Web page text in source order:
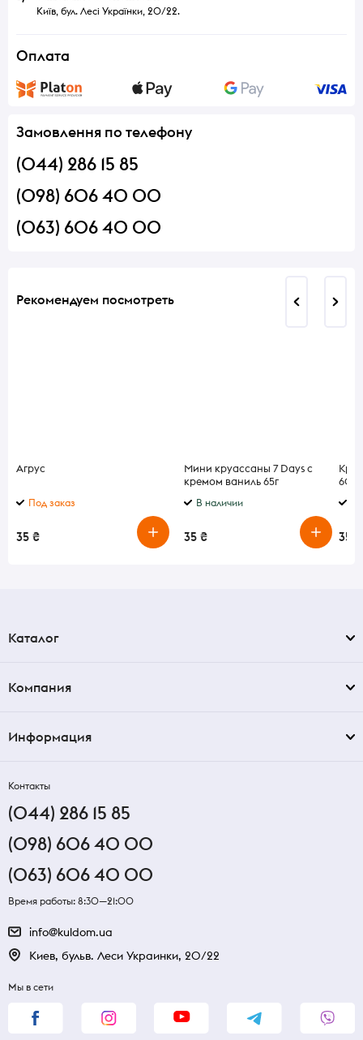
Київ, бул. Лесі Українки, 20/22.
Оплата
Замовлення по телефону
(044) 286 15 85
(098) 606 40 00
(063) 606 40 00
Рекомендуем посмотреть
Агрус
Под заказ
35 ₴
Мини круассаны 7 Days с
кремом ваниль 65г
В наличии
35 ₴
60г
35 ₴
Каталог
Компания
Информация
Контакты
(044) 286 15 85
(098) 606 40 00
(063) 606 40 00
Время работы: 8:30—21:00
info@kuldom.ua
Киев, бульв. Леси Украинки, 20/22
Мы в сети